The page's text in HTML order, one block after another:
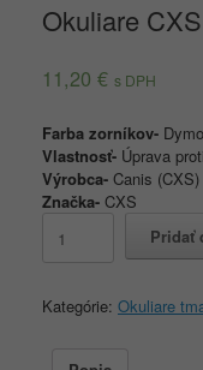
Okuliare
11,20 € s DPH
Farba zorníkov-
Vlastnosť- Úprava
Výrobca- Canis (CXS)
Značka- CXS
Okuliare
Pridať
Kategórie: Okuliare